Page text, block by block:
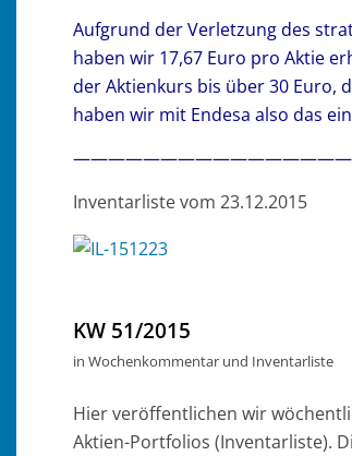
Aufgrund der Verletzung des
haben wir 17,67 Euro pro Aktie
der Aktienkurs bis über 30 Euro,
haben wir mit Endesa also das
Inventarliste vom 23.12.2015
KW 51/2015
in Wochenkommentar und Inventarliste
Hier veröffentlichen wir
Aktien-Portfolios (Inventarliste).